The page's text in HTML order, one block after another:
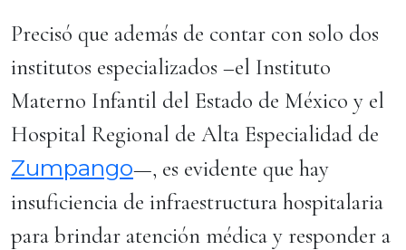
Precisó que además de contar con solo dos
institutos especializados –el Instituto
Materno Infantil del Estado de México y el
Hospital Regional de Alta Especialidad de
Zumpango—, es evidente que hay
insuficiencia de infraestructura hospitalaria
para brindar atención médica y responder a